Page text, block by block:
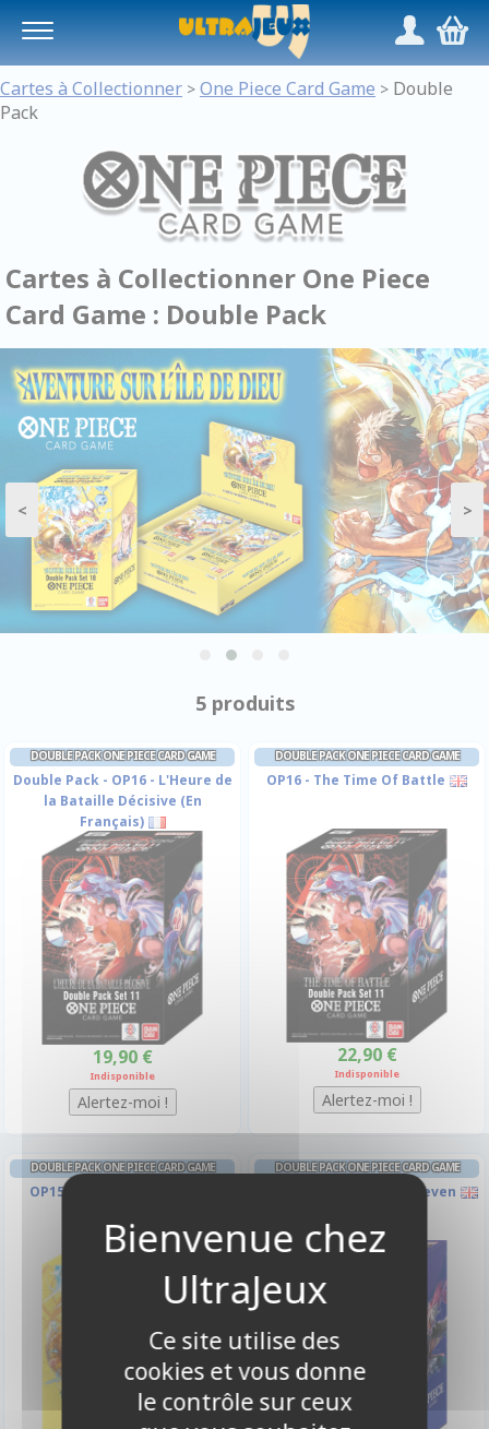
/,
Cartes à Collectionner > One Piece Card Game > Double
Pack
Cartes à Collectionner One Piece
Card Game : Double Pack
< >
5 produits
DOUBLE PACK ONE PIECE CARD GAME
Double Pack - OP16 - L'Heure de
la Bataille Décisive (En
Français)
19,90 €
Indisponible
DOUBLE PACK ONE PIECE CARD GAME
OP16 - The Time Of Battle
22,90 €
Indisponible
DOUBLE PACK ONE PIECE CARD GAME
OP15-DP-10 - Adventure on
DOUBLE PACK ONE PIECE CARD GAME
OP14 - The Azure Sea's Seven
Ce site utilise des
cookies et vous donne
le contrôle sur ceux